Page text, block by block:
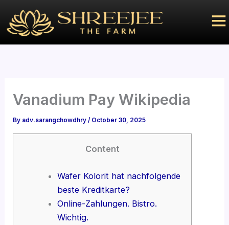
content
Vanadium Pay Wikipedia
By adv.sarangchowdhry/ October 30, 2025
Content
Wafer Kolorit hat nachfolgende
beste Kreditkarte?
Online-Zahlungen. Bistro.
Wichtig.